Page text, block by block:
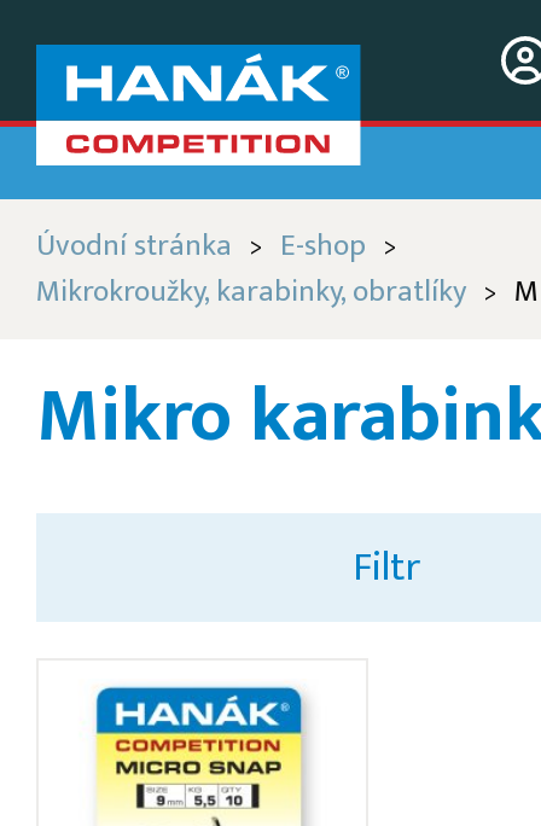
Úvodní stránka > E-shop >
Mikrokroužky, karabinky, obratlíky >
Mikro
Filtr